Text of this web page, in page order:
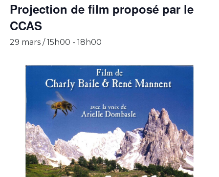
Projection de film proposé par le
CCAS
29 mars / 15h00 - 18h00